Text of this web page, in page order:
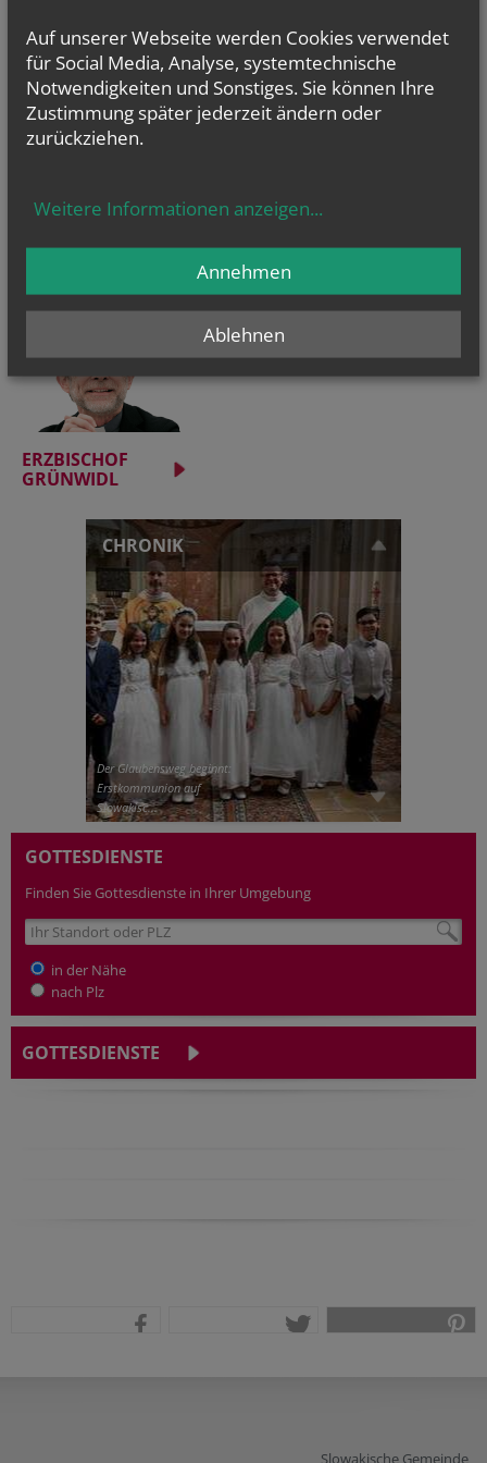
Evangelium
Mt 17, 14b–20
ERZBISCHOF
GRÜNWIDL
CHRONIK
Der Glaubensweg beginnt:
Erstkommunion auf
Slowakisc...
GOTTESDIENSTE
Finden Sie Gottesdienste in Ihrer Umgebung
in der Nähe
nach Plz
GOTTESDIENSTE
Slowakische Gemeinde
Auf unserer Webseite werden Cookies verwendet
für Social Media, Analyse, systemtechnische
Notwendigkeiten und Sonstiges. Sie können Ihre
Zustimmung später jederzeit ändern oder
zurückziehen.
Weitere Informationen anzeigen...
Ablehnen
Annehmen